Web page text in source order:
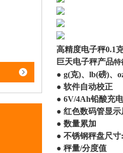
高精度电子秤0.1
巨天电子秤产品特
● g(克)、lb(磅)、
● 软件自动校正
● 6V/4Ah铅酸充
● 红色数码管显示
● 数量累加
● 不锈钢秤盘尺寸
● 秤量/分度值